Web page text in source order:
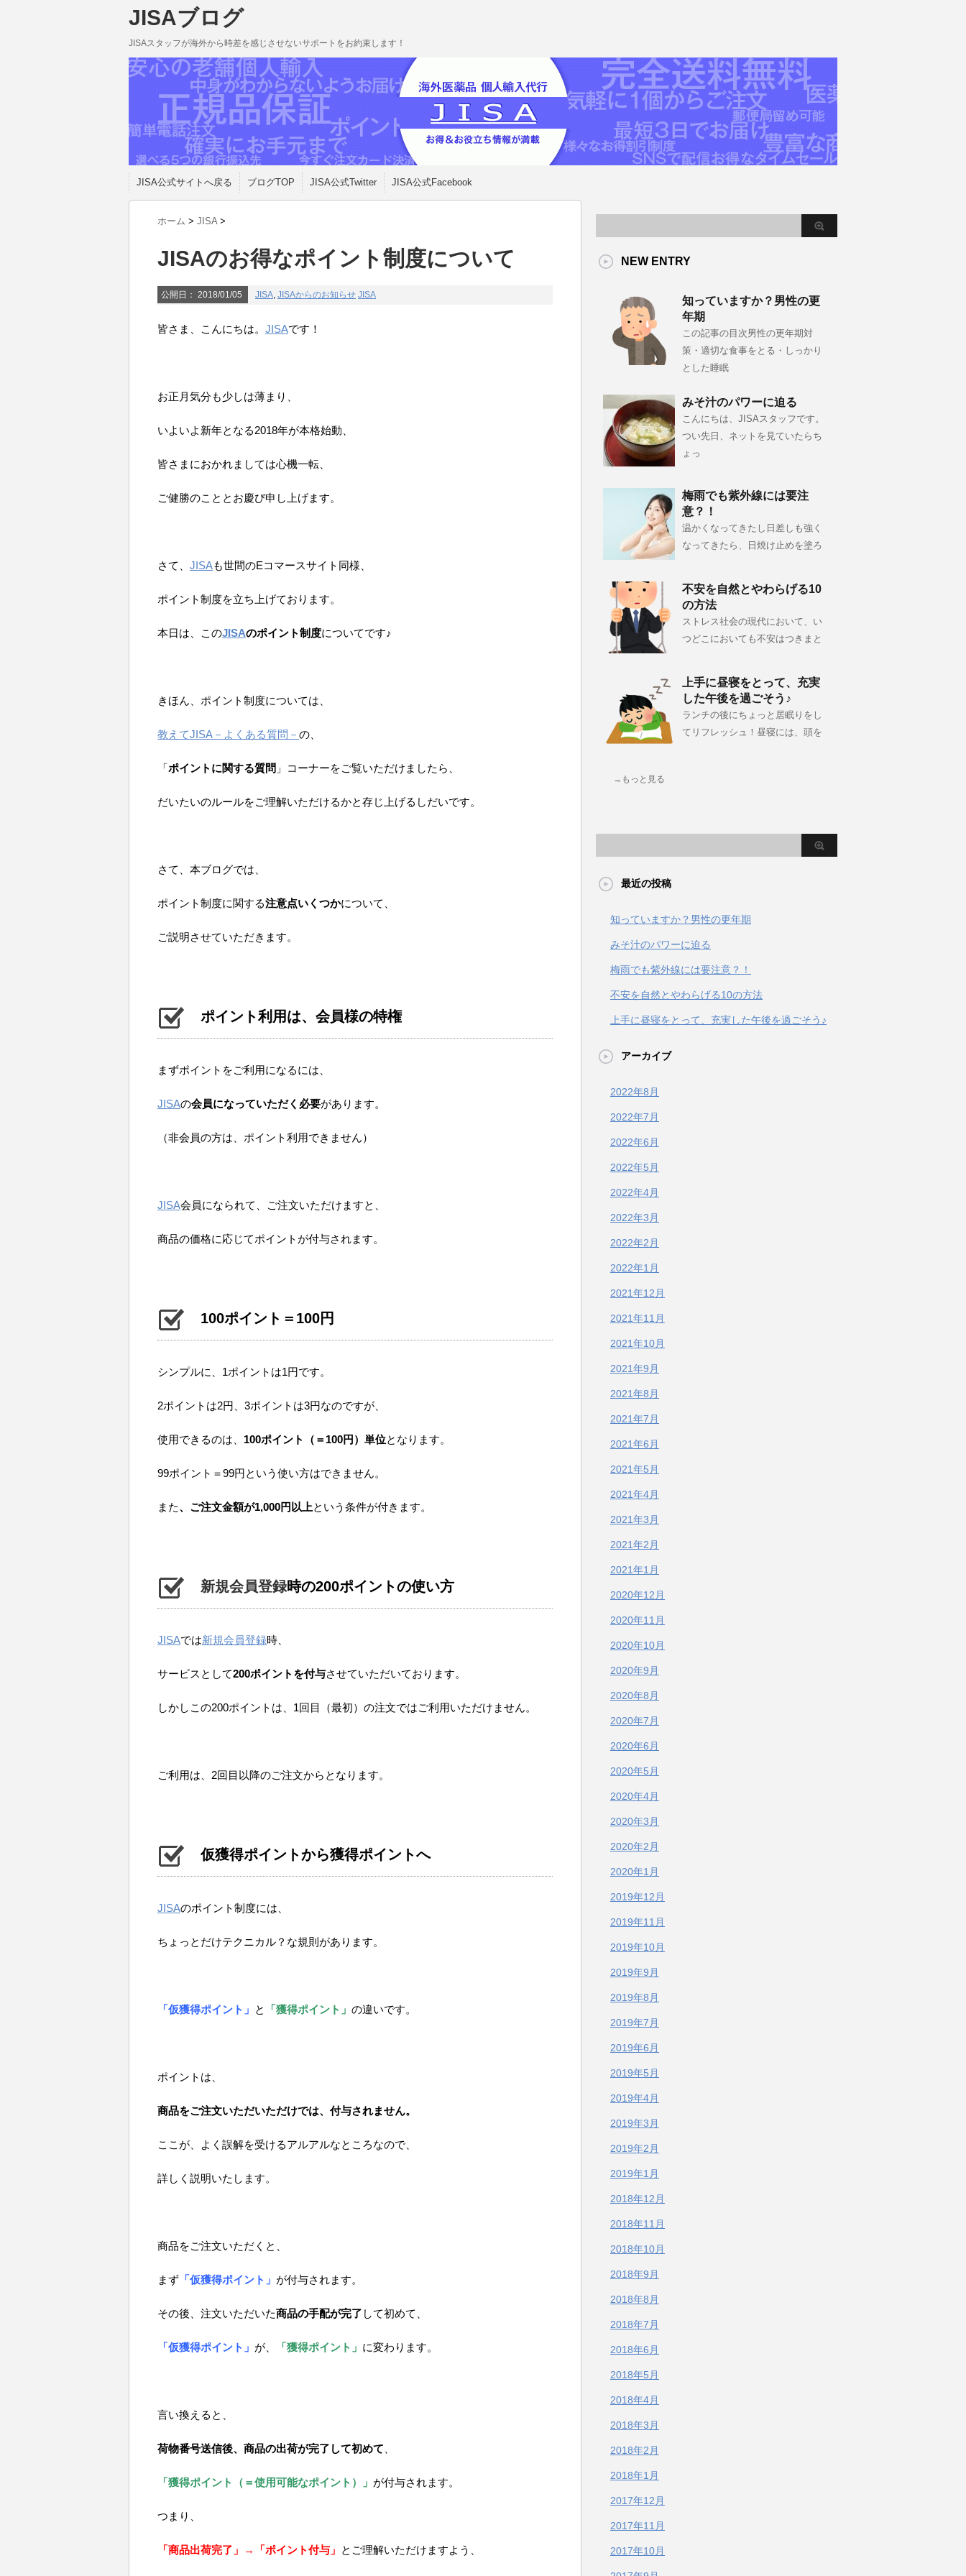
JISAブログ
JISAスタッフが海外から時差を感じさせないサポートをお約束します！
JISA公式サイトへ戻る ブログTOP JISA公式Twitter JISA公式Facebook
ホーム > JISA >
JISAのお得なポイント制度について
公開日： 2018/01/05 JISA, JISAからのお知らせ JISA
皆さま、こんにちは。 JISAです！
お正月気分も少しは薄まり、
いよいよ新年となる2018年が本格始動、
皆さまにおかれましては心機一転、
ご健勝のこととお慶び申し上げます。
さて、 JISAも世間のEコマースサイト同様、
ポイント制度を立ち上げております。
本日は、このJISAのポイント制度についてです♪
きほん、ポイント制度については、
教えてJISA－よくある質問－ の、
「ポイントに関する質問 」コーナーをご覧いただけましたら、
だいたいのルールをご理解いただけるかと存じ上げるしだいです。
さて、本ブログでは、
ポイント制度に関する注意点いくつかについて、
ご説明させていただきます。
ポイント利用は、会員様の特権
まずポイントをご利用になるには、
JISAの会員になっていただく必要があります。
（非会員の方は、ポイント利用できません）
JISA会員になられて、ご注文いただけますと、
商品の価格に応じてポイントが付与されます。
100ポイント＝100円
シンプルに、1ポイントは1円です。
2ポイントは2円、3ポイントは3円なのですが、
使用できるのは、 100ポイント（＝100円）単位となります。
99ポイント＝99円という使い方はできません。
また、ご注文金額が1,000円以上という条件が付きます。
新規会員登録時の200ポイントの使い方
JISAでは新規会員登録時、
サービスとして200ポイントを付与させていただいております。
しかしこの200ポイントは、1回目（最初）の注文ではご利用いただけません。
ご利用は、2回目以降のご注文からとなります。
仮獲得ポイントから獲得ポイントへ
JISAのポイント制度には、
ちょっとだけテクニカル？な規則があります。
「仮獲得ポイント」 と 「獲得ポイント」 の違いです。
ポイントは、
商品をご注文いただいただけでは、付与されません。
ここが、よく誤解を受けるアルアルなところなので、
詳しく説明いたします。
商品をご注文いただくと、
まず 「仮獲得ポイント」 が付与されます。
その後、注文いただいた商品の手配が完了 して初めて、
「仮獲得ポイント」 が、 「獲得ポイント」 に変わります。
言い換えると、
荷物番号送信後、商品の出荷が完了して初めて
「獲得ポイント（＝使用可能なポイント）」 が付与されます。
つまり、
「商品出荷完了」→「ポイント付与」 とご理解いただけますよう、
NEW ENTRY
知っていますか？男性の更
年期
この記事の目次男性の更年期対
策・適切な食事をとる・しっかり
とした睡眠
みそ汁のパワーに迫る
こんにちは、JISAスタッフです。
つい先日、ネットを見ていたらち
ょっ
梅雨でも紫外線には要注
意？！
温かくなってきたし日差しも強く
なってきたら、日焼け止めを塗ろ
不安を自然とやわらげる10
の方法
ストレス社会の現代において、い
つどこにおいても不安はつきまと
上手に昼寝をとって、充実
した午後を過ごそう♪
ランチの後にちょっと居眠りをし
てリフレッシュ！昼寝には、頭を
→もっと見る
最近の投稿
知っていますか？男性の更年期
みそ汁のパワーに迫る
梅雨でも紫外線には要注意？！
不安を自然とやわらげる10の方法
上手に昼寝をとって、充実した午後を過ごそう♪
アーカイブ
2022年8月
2022年7月
2022年6月
2022年5月
2022年4月
2022年3月
2022年2月
2022年1月
2021年12月
2021年11月
2021年10月
2021年9月
2021年8月
2021年7月
2021年6月
2021年5月
2021年4月
2021年3月
2021年2月
2021年1月
2020年12月
2020年11月
2020年10月
2020年9月
2020年8月
2020年7月
2020年6月
2020年5月
2020年4月
2020年3月
2020年2月
2020年1月
2019年12月
2019年11月
2019年10月
2019年9月
2019年8月
2019年7月
2019年6月
2019年5月
2019年4月
2019年3月
2019年2月
2019年1月
2018年12月
2018年11月
2018年10月
2018年9月
2018年8月
2018年7月
2018年6月
2018年5月
2018年4月
2018年3月
2018年2月
2018年1月
2017年12月
2017年11月
2017年10月